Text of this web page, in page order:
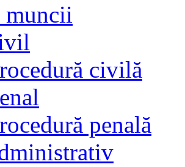
muncii
civilă
penală